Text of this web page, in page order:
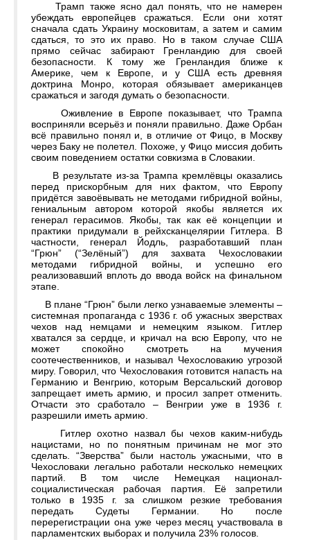
Трамп также ясно дал понять, что не намерен
убеждать европейцев сражаться. Если они хотят
сначала сдать Украину московитам, а затем и самим
сдаться, то это их право. Но в таком случае США
прямо сейчас забирают Гренландию для своей
безопасности. К тому же Гренландия ближе к
Америке, чем к Европе, и у США есть древняя
доктрина Монро, которая обязывает американцев
сражаться и загодя думать о безопасности.
Оживление в Европе показывает, что Трампа
восприняли всерьёз и поняли правильно. Даже Орбан
всё правильно понял и, в отличие от Фицо, в Москву
через Баку не полетел. Похоже, у Фицо миссия добить
своим поведением остатки совкизма в Словакии.
В результате из-за Трампа кремлёвцы оказались
перед прискорбным для них фактом, что Европу
придётся завоёвывать не методами гибридной войны,
гениальным автором которой якобы является их
генерал герасимов. Якобы, так как её концепции и
практики придумали в рейхсканцелярии Гитлера. В
частности, генерал Йодль, разработавший план
“Грюн” (“Зелёный”) для захвата Чехословакии
методами гибридной войны, и успешно его
реализовавший вплоть до ввода войск на финальном
этапе.
В плане “Грюн” были легко узнаваемые элементы –
системная пропаганда с 1936 г. об ужасных зверствах
чехов над немцами и немецким языком. Гитлер
хватался за сердце, и кричал на всю Европу, что не
может спокойно смотреть на мучения
соотечественников, и называл Чехословакию угрозой
миру. Говорил, что Чехословакия готовится напасть на
Германию и Венгрию, которым Версальский договор
запрещает иметь армию, и просил запрет отменить.
Отчасти это сработало – Венгрии уже в 1936 г.
разрешили иметь армию.
Гитлер охотно назвал бы чехов каким-нибудь
нацистами, но по понятным причинам не мог это
сделать. “Зверства” были настоль ужасными, что в
Чехословаки легально работали несколько немецких
партий. В том числе Немецкая национал-
социалистическая рабочая партия. Её запретили
только в 1935 г. за слишком резкие требования
передать Судеты Германии. Но после
перерегистрации она уже через месяц участвовала в
парламентских выборах и получила 23% голосов.